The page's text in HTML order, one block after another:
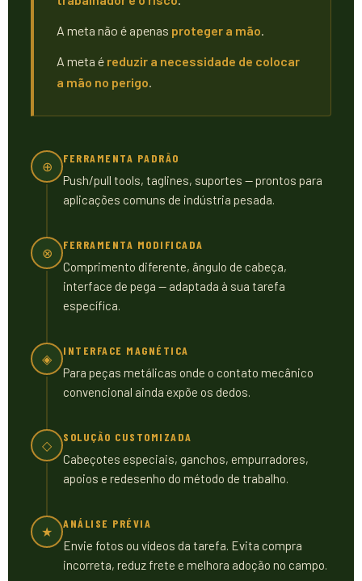
A meta não é apenas proteger a mão
A meta é reduzir a necessidade de colocar
a mão no perigo
⊕
FERRAMENTA PADRÃO
Push/pull tools, taglines, suportes — prontos para
aplicações comuns de indústria pesada.
⊗
FERRAMENTA MODIFICADA
Comprimento diferente, ângulo de cabeça,
interface de pega — adaptada à sua tarefa
específica.
◈
INTERFACE MAGNÉTICA
Para peças metálicas onde o contato mecânico
convencional ainda expõe os dedos.
◇
SOLUÇÃO CUSTOMIZADA
Cabeçotes especiais, ganchos, empurradores,
apoios e redesenho do método de trabalho.
★
ANÁLISE PRÉVIA
Envie fotos ou vídeos da tarefa. Evita compra
incorreta, reduz frete e melhora adoção no campo.